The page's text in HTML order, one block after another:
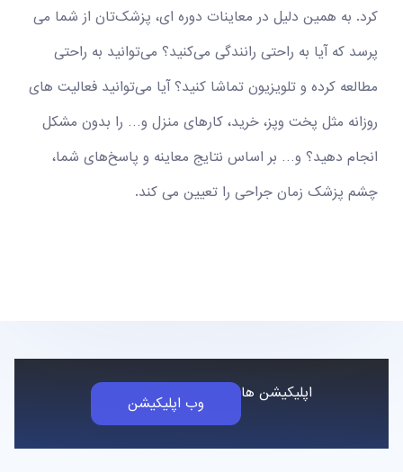
کرد. به همین دلیل در معاینات دوره ای، پزشک‌تان از شما می
پرسد که آیا به راحتی رانندگی می‌کنید؟ می‌توانید به راحتی
مطالعه کرده و تلویزیون تماشا کنید؟ آیا می‌توانید فعالیت های
روزانه مثل پخت وپز، خرید، کارهای منزل و… را بدون مشکل
انجام دهید؟ و… بر اساس نتایج معاینه و پاسخ‌های شما،
چشم پزشک زمان جراحی را تعیین می کند.
اپلیکیشن ها وب اپلیکیشن